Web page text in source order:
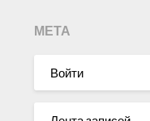
МЕТА
Войти